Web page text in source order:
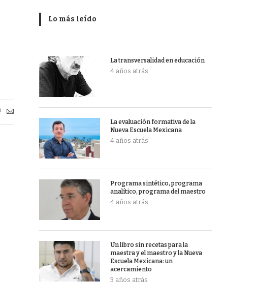
Lo más leído
La transversalidad en educación
4 años atrás
La evaluación formativa de la
Nueva Escuela Mexicana
4 años atrás
Programa sintético, programa
analítico, programa del maestro
4 años atrás
Un libro sin recetas para la
maestra y el maestro y la Nueva
Escuela Mexicana: un
acercamiento
3 años atrás